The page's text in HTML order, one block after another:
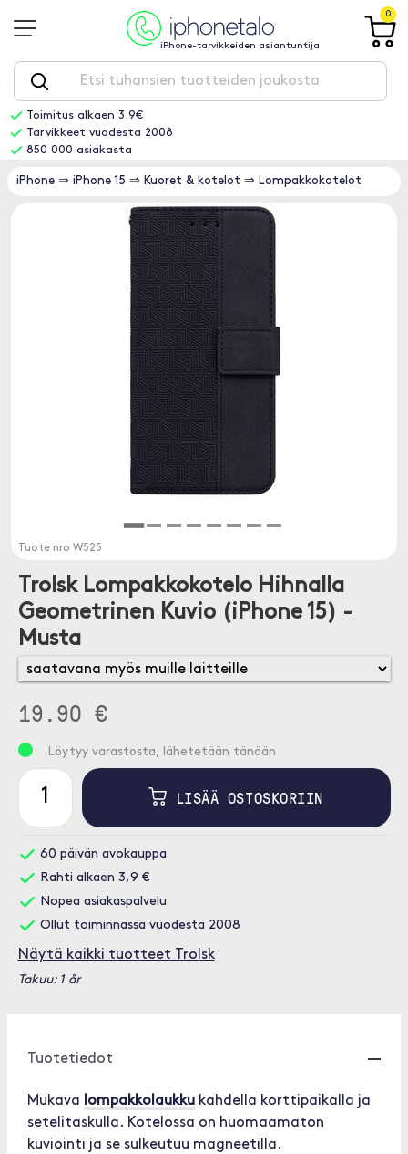
iPhone-tarvikkeiden asiantuntija
0
Toimitus alkaen 3.9€
Tarvikkeet vuodesta 2008
850 000 asiakasta
iPhone ⇒ iPhone 15 ⇒ Kuoret & kotelot ⇒ Lompakkokotelot
Tuote nro W525
Trolsk Lompakkokotelo Hihnalla
Geometrinen Kuvio (iPhone 15) -
Musta
19.90 €
Löytyy varastosta, lähetetään tänään
LISÄÄ OSTOSKORIIN
60 päivän avokauppa
Rahti alkaen 3,9 €
Nopea asiakaspalvelu
Ollut toiminnassa vuodesta 2008
Näytä kaikki tuotteet Trolsk
Takuu: 1 år
Tuotetiedot
Mukava lompakkolaukku kahdella korttipaikalla ja
setelitaskulla. Kotelossa on huomaamaton
kuviointi ja se sulkeutuu magneetilla.